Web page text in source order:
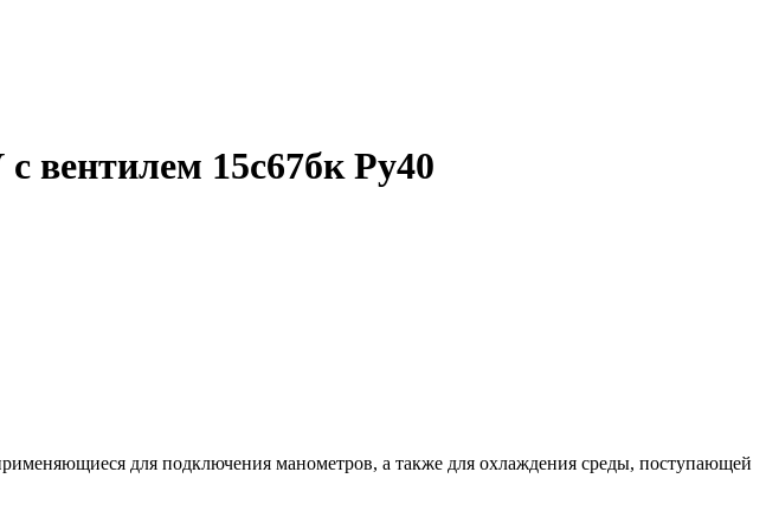
вентилем 15с67бк Ру40
для подключения манометров, а также для охлаждения среды, поступающей